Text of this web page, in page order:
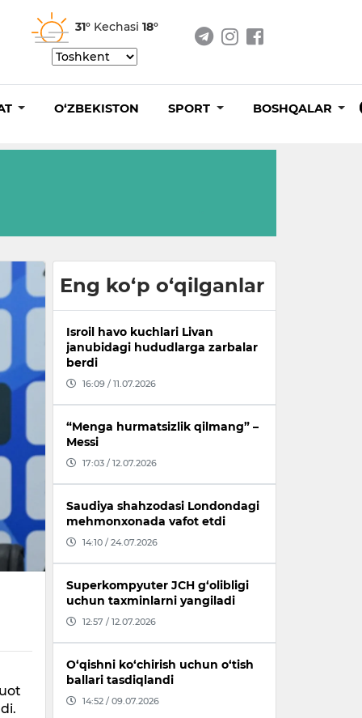
31° Kechasi 18°
O‘ZBEKISTON SPORT BOSHQALAR
Eng ko‘p o‘qilganlar
Isroil havo kuchlari Livan
janubidagi hududlarga zarbalar
berdi
16:09 / 11.07.2026
“Menga hurmatsizlik qilmang” –
Messi
17:03 / 12.07.2026
Saudiya shahzodasi Londondagi
mehmonxonada vafot etdi
14:10 / 24.07.2026
Superkompyuter JCH g‘olibligi
uchun taxminlarni yangiladi
12:57 / 12.07.2026
O‘qishni ko‘chirish uchun o‘tish
ballari tasdiqlandi
14:52 / 09.07.2026